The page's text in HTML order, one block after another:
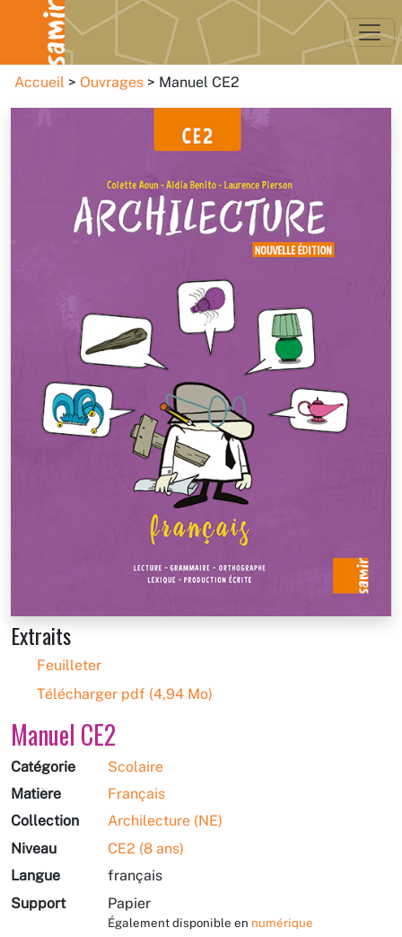
Accueil Ouvrages Manuel CE2
Extraits
Feuilleter
Télécharger pdf (4,94 Mo)
Manuel CE2
Catégorie
Scolaire
Matière
Français
Collection
Archilecture (NE)
Niveau
CE2 (8 ans)
Langue
français
Support
Papier
Également disponible en numérique